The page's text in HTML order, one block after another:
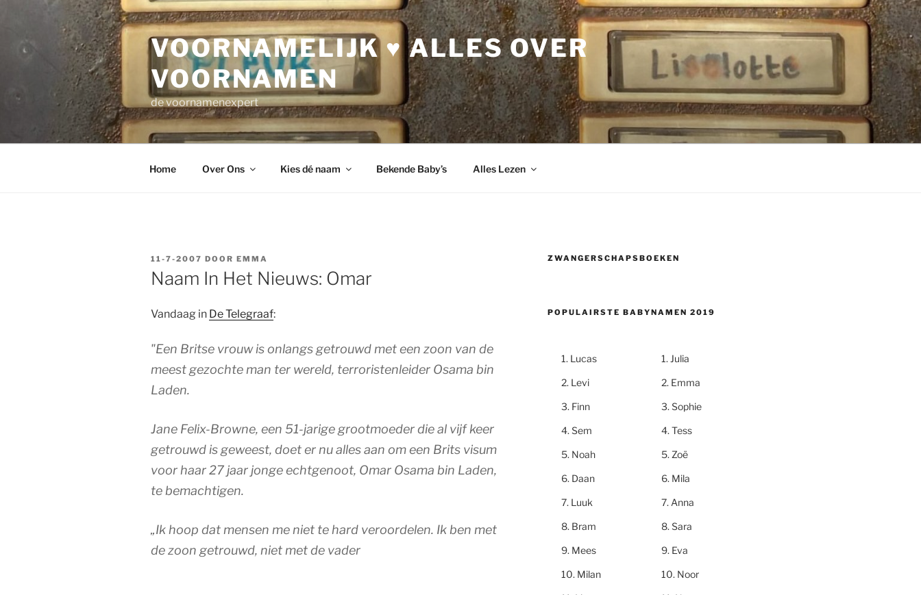
inhoud
VOORNAMELIJK ♥ ALLES OVER
VOORNAMEN
de voornamenexpert
Home Over Ons Kies dé naam Bekende Baby’s Alles Lezen
GEPLAATST
OP
11-7-2007 DOOR EMMA
Naam In Het Nieuws: Omar
Vandaag in De Telegraaf:
"Een Britse vrouw is onlangs getrouwd met een zoon van de
meest gezochte man ter wereld, terroristenleider Osama bin
Laden.
Jane Felix-Browne, een 51-jarige grootmoeder die al vijf keer
getrouwd is geweest, doet er nu alles aan om een Brits visum
voor haar 27 jaar jonge echtgenoot, Omar Osama bin Laden,
te bemachtigen.
„Ik hoop dat mensen me niet te hard veroordelen. Ik ben met
de zoon getrouwd, niet met de vader
ZWANGERSCHAPSBOEKEN
POPULAIRSTE BABYNAMEN 2019
Lucas
Levi
Finn
Sem
Noah
Daan
Luuk
Bram
Mees
Milan
Julia
Emma
Sophie
Tess
Zoë
Mila
Anna
Sara
Eva
Noor